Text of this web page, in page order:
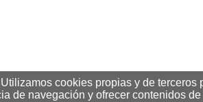
cookies propias y de terceros
de navegación y ofrecer contenidos